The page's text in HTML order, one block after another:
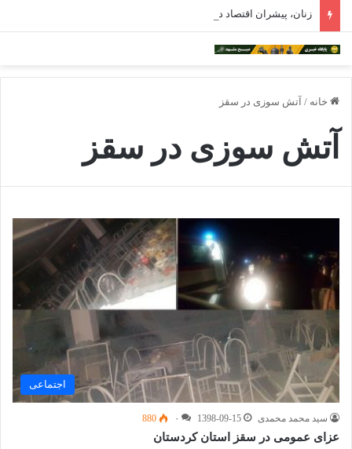
زنان، پیشران اقتصاد دیجیتال هستند/هوش مصنوعی ترسناک نیست
خانه / آتش سوزی در سقز
آتش سوزی در سقز
اجتماعی
سید محمد محمدی 1398-09-15 ۰ 880
عزای عمومی در سقز استان کردستان